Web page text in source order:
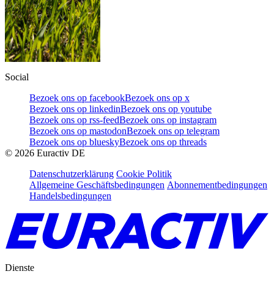
Social
Bezoek ons op facebookBezoek ons op x
Bezoek ons op linkedinBezoek ons op youtube
Bezoek ons op rss-feedBezoek ons op instagram
Bezoek ons op mastodonBezoek ons op telegram
Bezoek ons op blueskyBezoek ons op threads
© 2026 Euractiv DE
Datenschutzerklärung Cookie Politik
Allgemeine Geschäftsbedingungen Abonnementbedingungen
Handelsbedingungen
Dienste